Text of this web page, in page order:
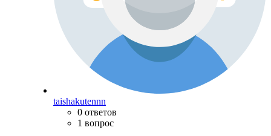
taishakutennn
0 ответов
1 вопрос